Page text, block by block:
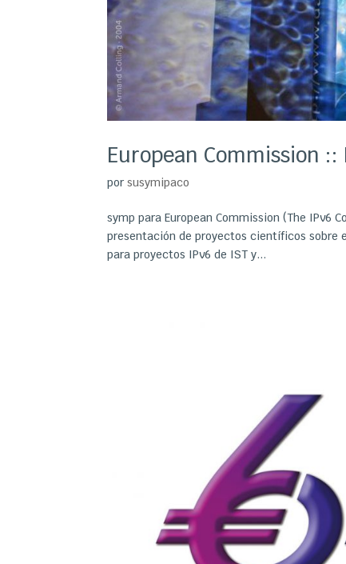
European Commission ::
porsusymipaco
symp para European Commission (The IPv6
presentación de proyectos científicos sobre
para proyectos IPv6 de IST y...